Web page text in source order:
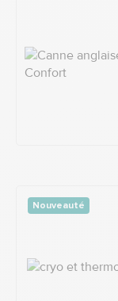
Nouveauté